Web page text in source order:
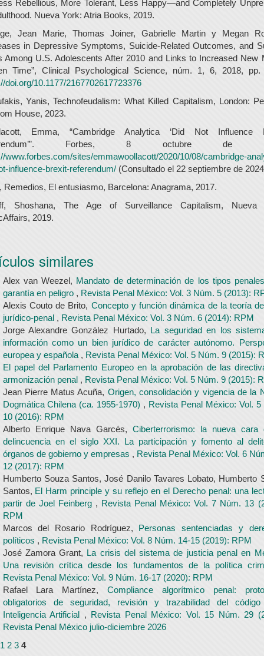
Rebellious, More Tolerant, Less Happy—and Completely
Nueva York: Atria Books, 2019.
Jean Marie, Thomas Joiner, Gabrielle Martin y Megan
in Depressive Symptoms, Suicide-Related Outcomes, and
Among U.S. Adolescents After 2010 and Links to Increased New
Time”, Clinical Psychological Science, núm. 1, 6, 2018, pp.
doi.org/10.1177/2167702617723376
Yanis, Technofeudalism: What Killed Capitalism, London:
House, 2023.
Emma, “Cambridge Analytica ‘Did Not Influence
Forbes, 8 octubre de
www.forbes.com/sites/emmawoollacott/2020/10/08/cambridge-
influence-brexit-referendum/(Consultado el 22 septiembre de
Remedios, El entusiasmo, Barcelona: Anagrama, 2017.
Shoshana, The Age of Surveillance Capitalism, Nueva
2019.
similares
Alex van Weezel, Mandato de determinación de los tipos
garantía en peligro , Revista Penal México: Vol. 3 Núm. 5 (2013):
Alexis Couto de Brito, Concepto y función dinámica de la teoría
jurídico-penal , Revista Penal México: Vol. 3 Núm. 6 (2014): RPM
Jorge Alexandre González Hurtado, La seguridad en los
información como un bien jurídico de carácter autónomo.
europea y española , Revista Penal México: Vol. 5 Núm. 9 (2015):
El papel del Parlamento Europeo en la aprobación de las
armonización penal , Revista Penal México: Vol. 5 Núm. 9 (2015):
Jean Pierre Matus Acuña, Origen, consolidación y vigencia de la
Dogmática Chilena (ca. 1955-1970) , Revista Penal México: Vol. 5
10 (2016): RPM
Alberto Enrique Nava Garcés, Ciberterrorismo: la nueva cara
delincuencia en el siglo XXI. La participación y fomento al
órganos de gobierno y empresas , Revista Penal México: Vol. 6
12 (2017): RPM
Humberto Souza Santos, José Danilo Tavares Lobato, Humberto
Santos, El Harm principle y su reflejo en el Derecho penal: una
partir de Joel Feinberg , Revista Penal México: Vol. 7 Núm. 13
RPM
Marcos del Rosario Rodríguez, Personas sentenciadas y
políticos , Revista Penal México: Vol. 8 Núm. 14-15 (2019): RPM
José Zamora Grant, La crisis del sistema de justicia penal en
Una revisión crítica desde los fundamentos de la política
Revista Penal México: Vol. 9 Núm. 16-17 (2020): RPM
Rafael Lara Martínez, Compliance algorítmico penal:
obligatorios de seguridad, revisión y trazabilidad del
Inteligencia Artificial , Revista Penal México: Vol. 15 Núm. 29
Revista Penal México julio-diciembre 2026
1 2 3 4